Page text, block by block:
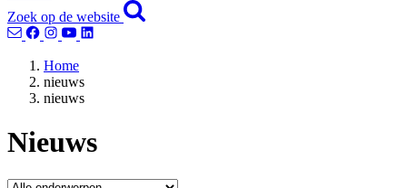
Zoek op de website
Home
nieuws
nieuws
Nieuws